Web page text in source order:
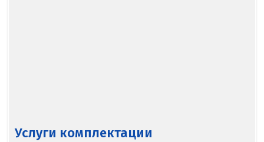
Услуги комплектации